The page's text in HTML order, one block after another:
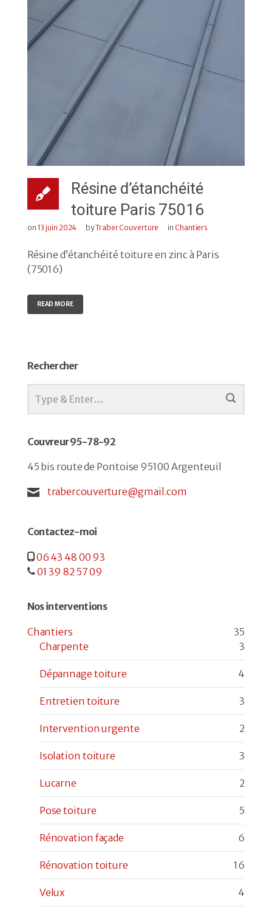
Résine d’étanchéité
toiture Paris 75016
on 13 juin 2024 byTraber Couverture in Chantiers
Résine d’étanchéité toiture en zinc à Paris
(75016)
READ MORE
Rechercher
Couvreur 95-78-92
45 bis route de Pontoise 95100 Argenteuil
trabercouverture@gmail.com
Contactez-moi
06 43 48 00 93
01 39 82 57 09
Nos interventions
Chantiers
35
Charpente
3
Dépannage toiture 4
Entretien toiture 3
Intervention urgente 2
Isolation toiture 3
Lucarne 2
Pose toiture 5
Rénovation façade 6
Rénovation toiture 16
Velux 4